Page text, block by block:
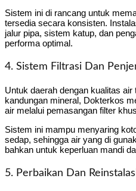
Sistem ini di rancang untuk
tersedia secara konsisten.
jalur pipa, sistem katup, dan
performa optimal.
4. Sistem Filtrasi Dan
Untuk daerah dengan kualitas
kandungan mineral, Dokterkos
air melalui pemasangan filter
Sistem ini mampu menyaring
sedap, sehingga air yang di
bahkan untuk keperluan mandi
5. Perbaikan Dan